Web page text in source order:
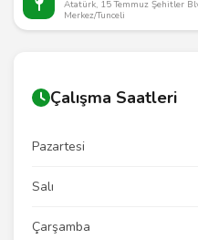
Atatürk, 15 Temmuz Şehitler
Merkez/Tunceli
Çalışma Saatleri
Pazartesi
Salı
Çarşamba